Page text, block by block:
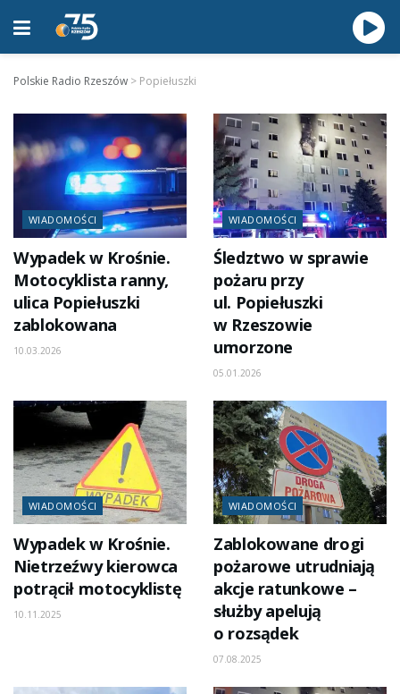
Polskie Radio Rzeszów > Popiełuszki
WIADOMOŚCI
Wypadek w Krośnie.
Motocyklista ranny,
ulica Popiełuszki
zablokowana
10.03.2026
WIADOMOŚCI
Śledztwo w sprawie
pożaru przy
ul. Popiełuszki
w Rzeszowie
umorzone
05.01.2026
WIADOMOŚCI
Wypadek w Krośnie.
Nietrzeźwy kierowca
potrącił motocyklistę
10.11.2025
WIADOMOŚCI
Zablokowane drogi
pożarowe utrudniają
akcje ratunkowe –
służby apelują
o rozsądek
07.08.2025